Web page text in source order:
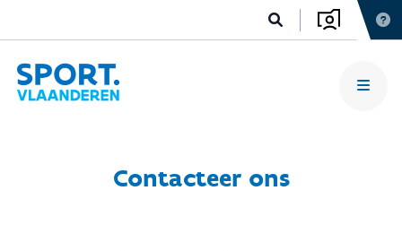
Contacteer ons